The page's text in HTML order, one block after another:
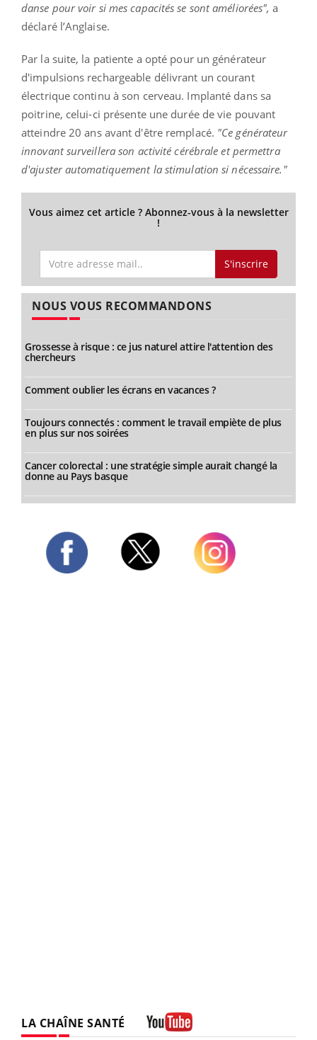
danse pour voir si mes capacités se sont améliorées", a
déclaré l’Anglaise.
Par la suite, la patiente a opté pour un générateur
d'impulsions rechargeable délivrant un courant
électrique continu à son cerveau. Implanté dans sa
poitrine, celui-ci présente une durée de vie pouvant
atteindre 20 ans avant d'être remplacé. "Ce générateur
innovant surveillera son activité cérébrale et permettra
d'ajuster automatiquement la stimulation si nécessaire."
Vous aimez cet article ? Abonnez-vous à la newsletter
!
S'inscrire
NOUS VOUS RECOMMANDONS
Grossesse à risque : ce jus naturel attire l'attention des
chercheurs
Comment oublier les écrans en vacances ?
Toujours connectés : comment le travail empiète de plus
en plus sur nos soirées
Cancer colorectal : une stratégie simple aurait changé la
donne au Pays basque
LA CHAÎNE SANTÉ